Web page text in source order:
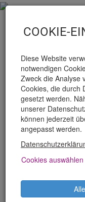
KATHRIN
COOKIE-
Diese Website
notwendigen
Zweck die Analyse
Cookies, die durch
gesetzt werden.
unserer
können jederzeit
angepasst werden.
Cookies auswählen